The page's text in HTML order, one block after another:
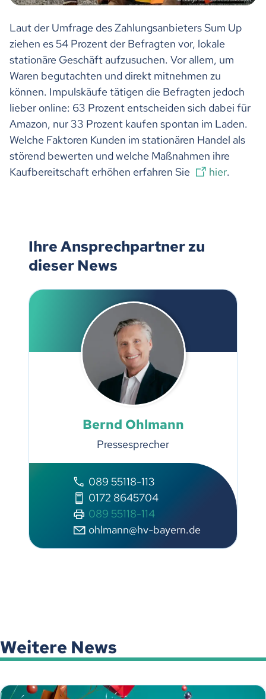
Laut der Umfrage des Zahlungsanbieters Sum Up
ziehen es 54 Prozent der Befragten vor, lokale
stationäre Geschäft aufzusuchen. Vor allem, um
Waren begutachten und direkt mitnehmen zu
können. Impulskäufe tätigen die Befragten jedoch
lieber online: 63 Prozent entscheiden sich dabei für
Amazon, nur 33 Prozent kaufen spontan im Laden.
Welche Faktoren Kunden im stationären Handel als
störend bewerten und welche Maßnahmen ihre
Kaufbereitschaft erhöhen erfahren Sie
hier.
Ihre Ansprechpartner zu
dieser News
Bernd Ohlmann
Pressesprecher
089 55118-113
0172 8645704
089 55118-114
ohlmann@hv-bayern.de
Weitere News